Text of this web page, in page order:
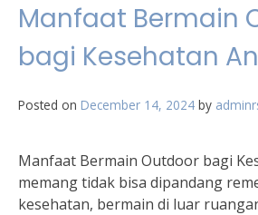
Manfaat Bermain
bagi Kesehatan
Posted on December 14, 2024 by
Manfaat Bermain Outdoor bagi
memang tidak bisa dipandang
kesehatan, bermain di luar